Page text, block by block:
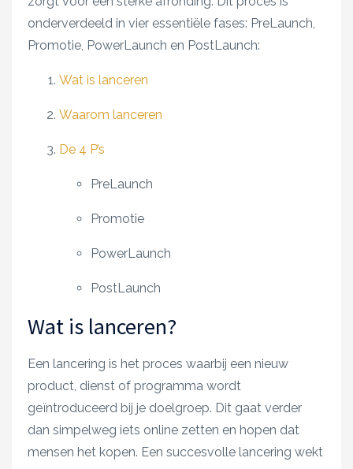
onderverdeeld in vier essentiële fases: PreLaunch,
Promotie, PowerLaunch en PostLaunch:
Wat is lanceren
Waarom lanceren
De 4 P’s
PreLaunch
Promotie
PowerLaunch
PostLaunch
Wat is lanceren?
Een lancering is het proces waarbij een nieuw
product, dienst of programma wordt
geïntroduceerd bij je doelgroep. Dit gaat verder
dan simpelweg iets online zetten en hopen dat
mensen het kopen. Een succesvolle lancering wekt